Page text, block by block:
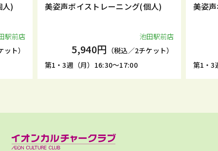
)
駅前店
ト）
美姿声ボイストレーニング(個人)
池田駅前店
5,940円 （税込／2チケット）
第1・3週（月）16:30～17:00
美姿
第1・3